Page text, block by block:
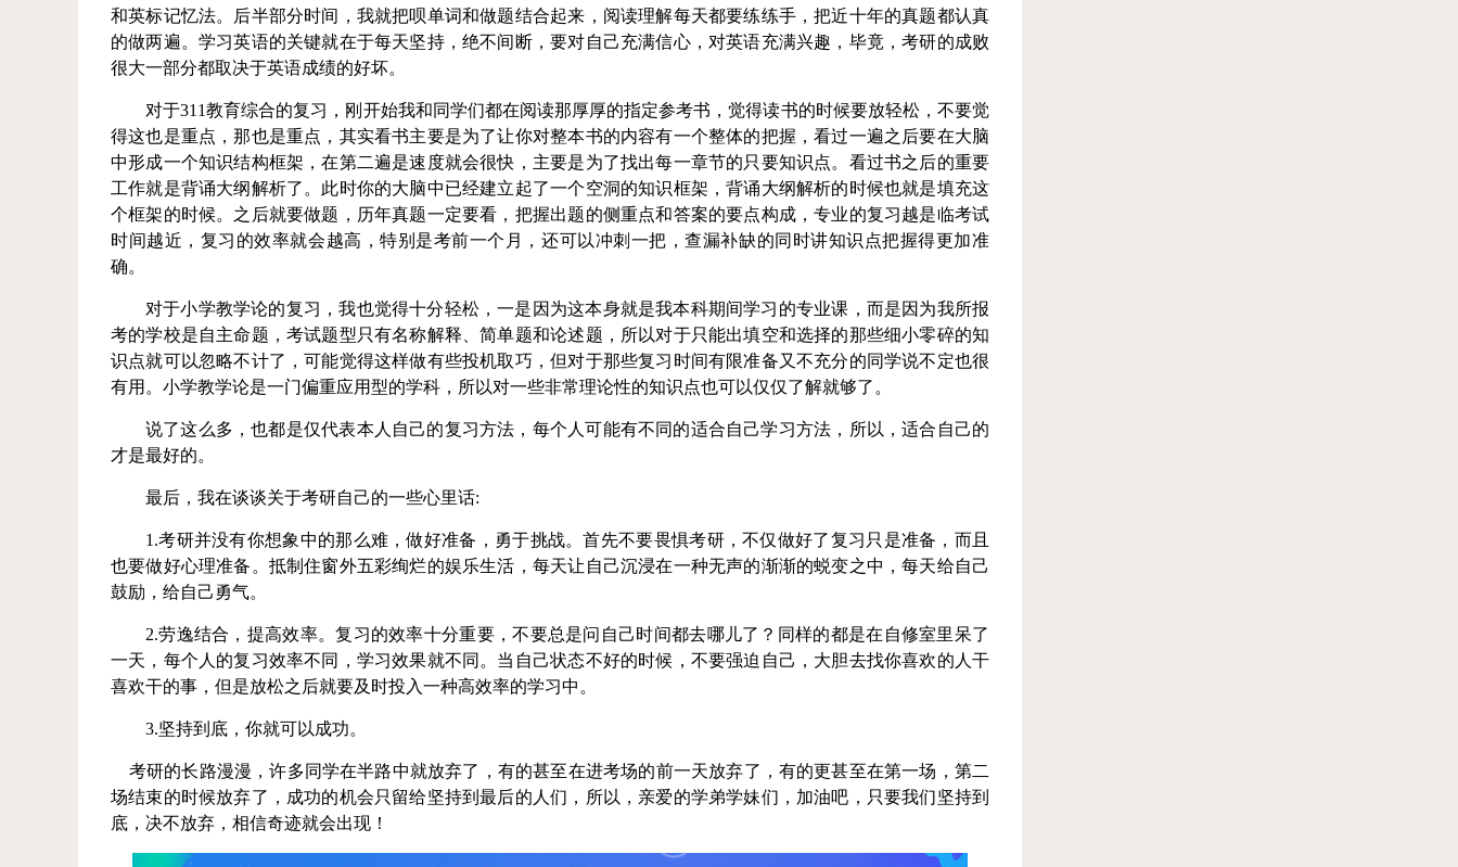
和英标记忆法。后半部分时间，我就把呗单词和做题结合起来，阅读理解每天都要练练手，把近十年的真题都认真
的做两遍。学习英语的关键就在于每天坚持，绝不间断，要对自己充满信心，对英语充满兴趣，毕竟，考研的成败
很大一部分都取决于英语成绩的好坏。
对于311教育综合的复习，刚开始我和同学们都在阅读那厚厚的指定参考书，觉得读书的时候要放轻松，不要觉
得这也是重点，那也是重点，其实看书主要是为了让你对整本书的内容有一个整体的把握，看过一遍之后要在大脑
中形成一个知识结构框架，在第二遍是速度就会很快，主要是为了找出每一章节的只要知识点。看过书之后的重要
工作就是背诵大纲解析了。此时你的大脑中已经建立起了一个空洞的知识框架，背诵大纲解析的时候也就是填充这
个框架的时候。之后就要做题，历年真题一定要看，把握出题的侧重点和答案的要点构成，专业的复习越是临考试
时间越近，复习的效率就会越高，特别是考前一个月，还可以冲刺一把，查漏补缺的同时讲知识点把握得更加准
确。
对于小学教学论的复习，我也觉得十分轻松，一是因为这本身就是我本科期间学习的专业课，而是因为我所报
考的学校是自主命题，考试题型只有名称解释、简单题和论述题，所以对于只能出填空和选择的那些细小零碎的知
识点就可以忽略不计了，可能觉得这样做有些投机取巧，但对于那些复习时间有限准备又不充分的同学说不定也很
有用。小学教学论是一门偏重应用型的学科，所以对一些非常理论性的知识点也可以仅仅了解就够了。
说了这么多，也都是仅代表本人自己的复习方法，每个人可能有不同的适合自己学习方法，所以，适合自己的
才是最好的。
最后，我在谈谈关于考研自己的一些心里话:
1.考研并没有你想象中的那么难，做好准备，勇于挑战。首先不要畏惧考研，不仅做好了复习只是准备，而且
也要做好心理准备。抵制住窗外五彩绚烂的娱乐生活，每天让自己沉浸在一种无声的渐渐的蜕变之中，每天给自己
鼓励，给自己勇气。
2.劳逸结合，提高效率。复习的效率十分重要，不要总是问自己时间都去哪儿了？同样的都是在自修室里呆了
一天，每个人的复习效率不同，学习效果就不同。当自己状态不好的时候，不要强迫自己，大胆去找你喜欢的人干
喜欢干的事，但是放松之后就要及时投入一种高效率的学习中。
3.坚持到底，你就可以成功。
考研的长路漫漫，许多同学在半路中就放弃了，有的甚至在进考场的前一天放弃了，有的更甚至在第一场，第二
场结束的时候放弃了，成功的机会只留给坚持到最后的人们，所以，亲爱的学弟学妹们，加油吧，只要我们坚持到
底，决不放弃，相信奇迹就会出现！